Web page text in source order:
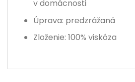
v domácnosti
Úprava: predzrážaná
Zloženie: 100% viskóza